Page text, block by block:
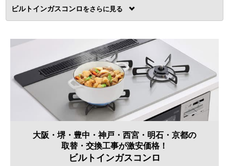
ビルトインガスコンロ を
大阪・堺・豊中・神戸・西宮・明石・京都の
取替・交換工事が激安価格！
ビルトインガスコンロ